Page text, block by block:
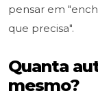
pensar em
que precisa".
Quanta
mesmo?